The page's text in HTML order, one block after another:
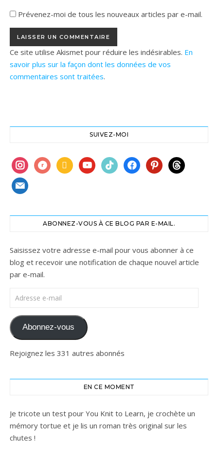
Prévenez-moi de tous les nouveaux articles par e-mail.
Ce site utilise Akismet pour réduire les indésirables. En
savoir plus sur la façon dont les données de vos
commentaires sont traitées.
SUIVEZ-MOI
instagram
ravelrybook youtubetiktokfacebookpinterest
threads
mail
ABONNEZ-VOUS À CE BLOG PAR E-MAIL.
Saisissez votre adresse e-mail pour vous abonner à ce
blog et recevoir une notification de chaque nouvel article
par e-mail.
Adresse e-mail
Abonnez-vous
Rejoignez les 331 autres abonnés
EN CE MOMENT
Je tricote un test pour You Knit to Learn, je crochète un
mémory tortue et je lis un roman très original sur les
chutes !